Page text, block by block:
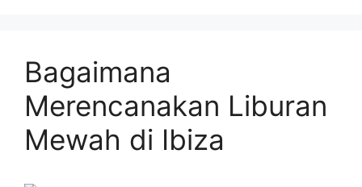
Bagaimana
Merencanakan Liburan
Mewah di Ibiza